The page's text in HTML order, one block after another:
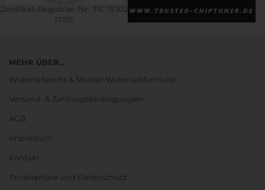
Zertifikat-Registrier-Nr.: TIC 15 102
17101
MEHR ÜBER...
Widerrufsrecht & Muster-Widerrufsformular
Versand- & Zahlungsbedingungen
AGB
Impressum
Kontakt
Privatsphäre und Datenschutz